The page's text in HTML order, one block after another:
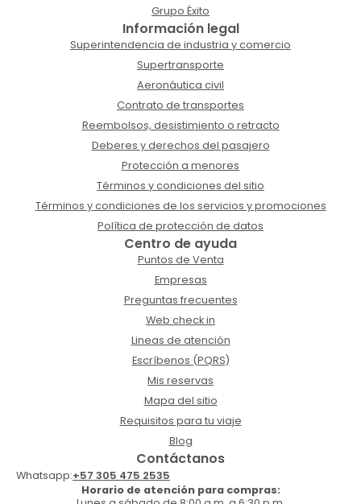
Grupo Éxito
Información legal
Superintendencia de industria y comercio
Supertransporte
Aeronáutica civil
Contrato de transportes
Reembolsos, desistimiento o retracto
Deberes y derechos del pasajero
Protección a menores
Términos y condiciones del sitio
Términos y condiciones de los servicios y promociones
Política de protección de datos
Centro de ayuda
Puntos de Venta
Empresas
Preguntas frecuentes
Web check in
Lineas de atención
Escríbenos (PQRS)
Mis reservas
Mapa del sitio
Requisitos para tu viaje
Blog
Contáctanos
Whatsapp:+57 305 475 2535
Horario de atención para compras: